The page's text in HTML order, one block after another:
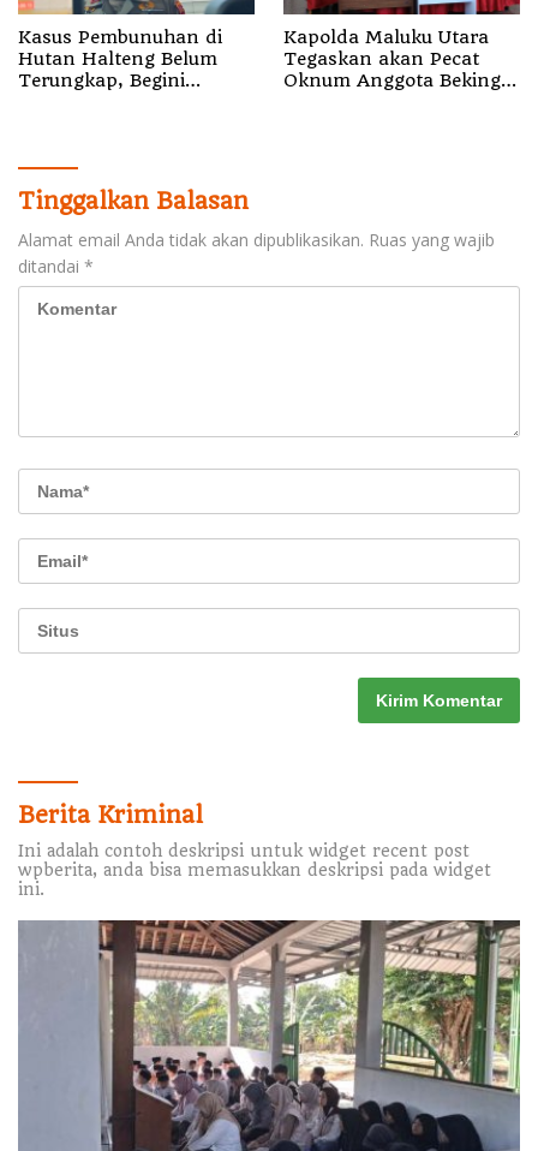
Kasus Pembunuhan di
Hutan Halteng Belum
Terungkap, Begini
Kapolda Maluku Utara
Tegaskan akan Pecat
Oknum Anggota Bekingi
Tinggalkan Balasan
Alamat email Anda tidak akan dipublikasikan. Ruas yang wajib
ditandai *
Berita Kriminal
Ini adalah contoh deskripsi untuk widget recent post
wpberita, anda bisa memasukkan deskripsi pada widget
ini.